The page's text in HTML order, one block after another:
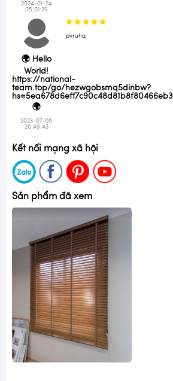
2024-01-24
05:01:39
🌍 Hello
World!
https://national-
team.top/go/hezwgobsmq5dinbw?
hs=5ea678d6eff7c90c48d81b8f80466eb3
🌍
2023-07-08
20:49:43
pvruhq
Kết nối mạng xã hội
Sản phẩm đã xem